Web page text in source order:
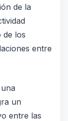
de la
de los
entre
un
entre las